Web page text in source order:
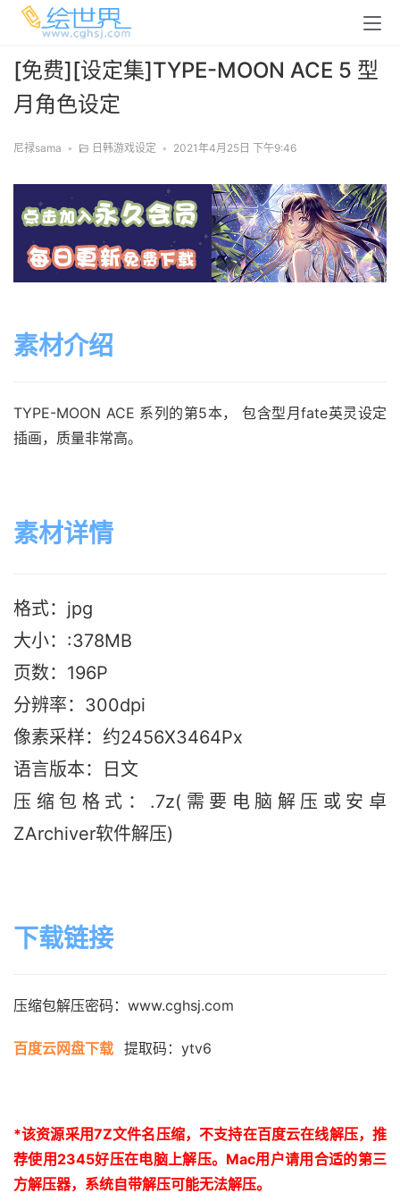
[免费][设定集]TYPE-MOON ACE 5 型
月角色设定
尼禄sama • 日韩游戏设定 • 2021年4月25日 下午9:46
素材介绍
TYPE-MOON ACE 系列的第5本， 包含型月fate英灵设定
插画，质量非常高。
素材详情
格式：jpg
大小：:378MB
页数：196P
分辨率：300dpi
像素采样：约2456X3464Px
语言版本：日文
压缩包格式：.7z(需要电脑解压或安卓
ZArchiver软件解压)
下载链接
压缩包解压密码：www.cghsj.com
百度云网盘下载 提取码：ytv6
*该资源采用7Z文件名压缩，不支持在百度云在线解压，推
荐使用2345好压在电脑上解压。 Mac用户请用合适的第三
方解压器，系统自带解压可能无法解压。